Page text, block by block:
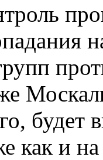
будет
как и